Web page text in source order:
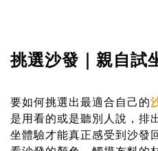
挑選沙發｜親自試
要如何挑選出最適合自己的
是用看的或是聽別人說，排
坐體驗才能真正感受到沙發